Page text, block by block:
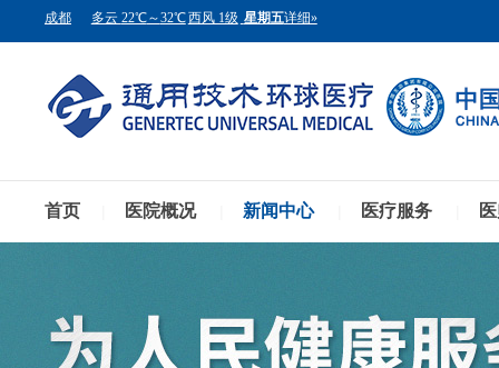
首页 医院概况 新闻中心 医疗服务